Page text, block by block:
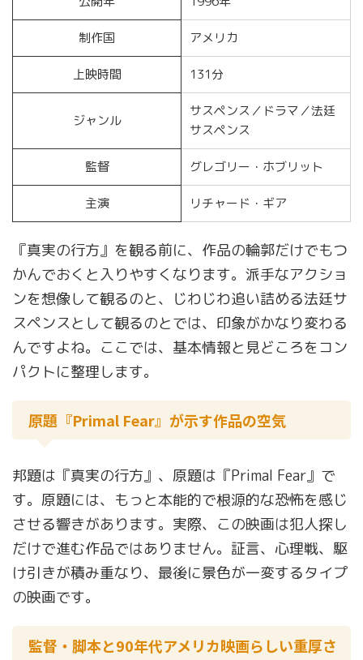
制作国 アメリカ
上映時間 131分
ジャンル
サスペンス／ドラマ／法廷
サスペンス
監督 グレゴリー・ホブリット
主演 リチャード・ギア
『真実の行方』を観る前に、作品の輪郭だけでもつ
かんでおくと入りやすくなります。派手なアクショ
ンを想像して観るのと、じわじわ追い詰める法廷サ
スペンスとして観るのとでは、印象がかなり変わる
んですよね。ここでは、基本情報と見どころをコン
パクトに整理します。
原題『Primal Fear』が示す作品の空気
邦題は『真実の行方』、原題は『Primal Fear』で
す。原題には、もっと本能的で根源的な恐怖を感じ
させる響きがあります。実際、この映画は犯人探し
だけで進む作品ではありません。証言、心理戦、駆
け引きが積み重なり、最後に景色が一変するタイプ
の映画です。
監督・脚本と90年代アメリカ映画らしい重厚さ